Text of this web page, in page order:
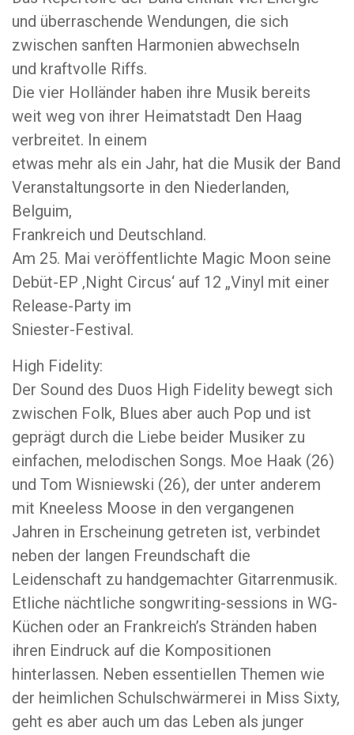
und überraschende Wendungen, die sich
zwischen sanften Harmonien abwechseln
und kraftvolle Riffs.
Die vier Holländer haben ihre Musik bereits
weit weg von ihrer Heimatstadt Den Haag
verbreitet. In einem
etwas mehr als ein Jahr, hat die Musik der Band
Veranstaltungsorte in den Niederlanden,
Belguim,
Frankreich und Deutschland.
Am 25. Mai veröffentlichte Magic Moon seine
Debüt-EP ‚Night Circus‘ auf 12 „Vinyl mit einer
Release-Party im
Sniester-Festival.
High Fidelity:
Der Sound des Duos High Fidelity bewegt sich
zwischen Folk, Blues aber auch Pop und ist
geprägt durch die Liebe beider Musiker zu
einfachen, melodischen Songs. Moe Haak (26)
und Tom Wisniewski (26), der unter anderem
mit Kneeless Moose in den vergangenen
Jahren in Erscheinung getreten ist, verbindet
neben der langen Freundschaft die
Leidenschaft zu handgemachter Gitarrenmusik.
Etliche nächtliche songwriting-sessions in WG-
Küchen oder an Frankreich’s Stränden haben
ihren Eindruck auf die Kompositionen
hinterlassen. Neben essentiellen Themen wie
der heimlichen Schulschwärmerei in Miss Sixty,
geht es aber auch um das Leben als junger